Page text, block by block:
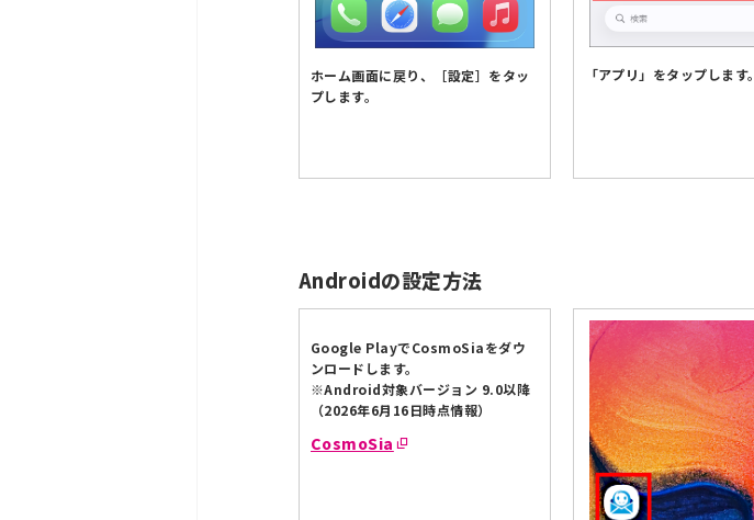
ホーム画面に戻り、［設定］をタッ
プします。
「アプリ」をタップします。
Androidの設定方法
Google PlayでCosmoSiaをダウ
ンロードします。
※Android対象バージョン 9.0以降
（2026年6月16日時点情報）
CosmoSia